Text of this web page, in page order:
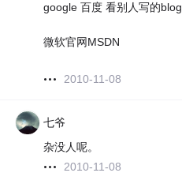
google 百度 看别人写的blog
微软官网MSDN
2010-11-08
七爷
杂没人呢。
2010-11-08